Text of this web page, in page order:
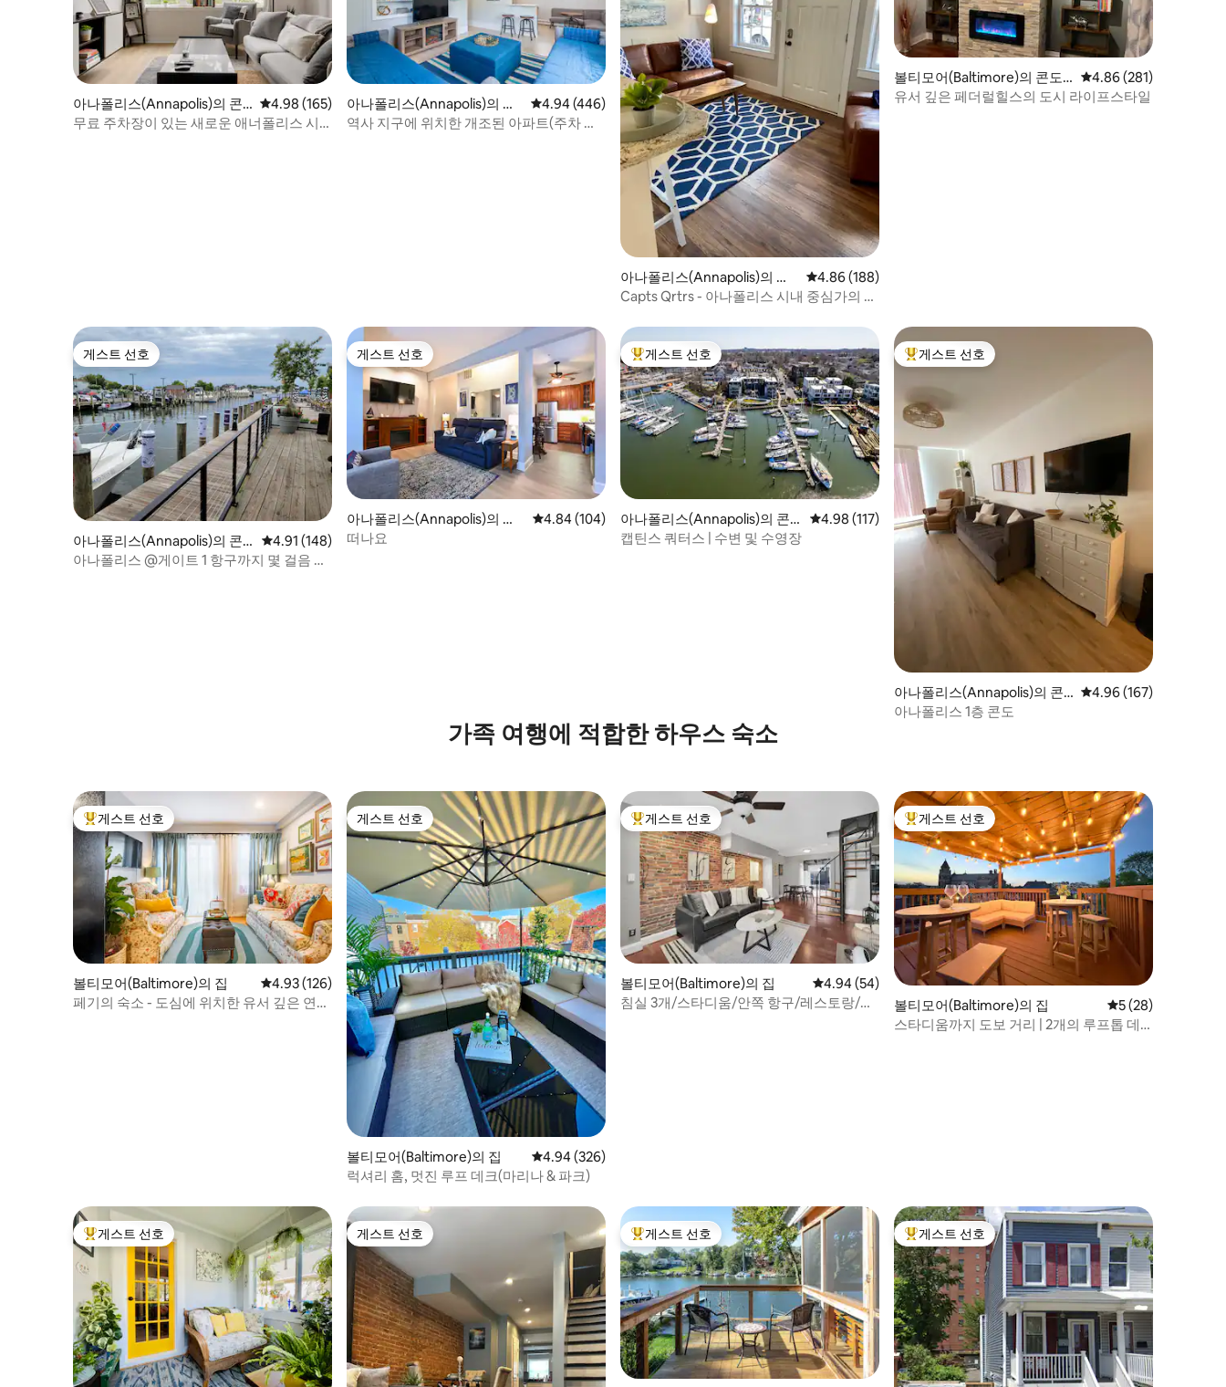
아나폴리스(Annapolis)의 콘
도미니엄
평점 4.98점(5점 만점), 후기 165개
4.98 (165)
무료 주차장이 있는 새로운 애너폴리스 시
아나폴리스(Annapolis)의 콘
도미니엄
평점 4.94점(5점 만점), 후기 446개
4.94 (446)
역사 지구에 위치한 개조된 아파트(주차 공
아나폴리스(Annapolis)의 콘
도미니엄
평점 4.86점(5점 만점), 후기 188개
4.86 (188)
Capts Qrtrs - 아나폴리스 시내 중심가의 멋
볼티모어(Baltimore)의 콘도
미니엄
평점 4.86점(5점 만점),
4.86 (281)
유서 깊은 페더럴힐스의 도시 라이프스타일
게스트 선호
게스트 선호
아나폴리스(Annapolis)의 콘
도미니엄
평점 4.91점(5점 만점), 후기 148개
4.91 (148)
아나폴리스 @게이트 1 항구까지 몇 걸음 거
게스트 선호
게스트 선호
아나폴리스(Annapolis)의 콘
도미니엄
평점 4.84점(5점 만점), 후기 104개
4.84 (104)
떠나요
상위 게스트 선호
게스트 선호
아나폴리스(Annapolis)의 콘
도미니엄
평점 4.98점(5점 만점), 후기 117개
4.98 (117)
캡틴스 쿼터스 | 수변 및 수영장
상위 게스트 선호
게스트 선호
아나폴리스(Annapolis)의 콘
도미니엄
평점 4.96점(5점 만점),
4.96 (167)
아나폴리스 1층 콘도
가족 여행에 적합한 하우스 숙소
상위 게스트 선호
게스트 선호
볼티모어(Baltimore)의 집 평점 4.93점(5점 만점), 후기 126개
4.93 (126)
페기의 숙소 - 도심에 위치한 유서 깊은 연립
게스트 선호
게스트 선호
볼티모어(Baltimore)의 집 평점 4.94점(5점 만점), 후기 326개
4.94 (326)
럭셔리 홈, 멋진 루프 데크(마리나 & 파크)
상위 게스트 선호
게스트 선호
볼티모어(Baltimore)의 집 평점 4.94점(5점 만점), 후기 54개
4.94 (54)
침실 3개/스타디움/안쪽 항구/레스토랑/도
상위 게스트 선호
게스트 선호
볼티모어(Baltimore)의 집 평점 5점(5점 만점
5 (28)
스타디움까지 도보 거리 | 2개의 루프톱 데
상위 게스트 선호
게스트 선호 게스트 선호
게스트 선호 상위 게스트 선호
게스트 선호 상위 게스트 선호
게스트 선호